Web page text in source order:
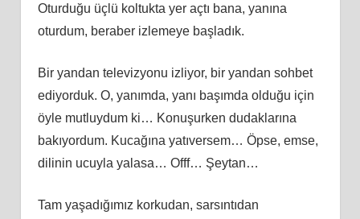
Oturduğu üçlü koltukta yer açtı bana, yanına
oturdum, beraber izlemeye başladık.
Bir yandan televizyonu izliyor, bir yandan sohbet
ediyorduk. O, yanımda, yanı başımda olduğu için
öyle mutluydum ki… Konuşurken dudaklarına
bakıyordum. Kucağına yatıversem… Öpse, emse,
dilinin ucuyla yalasa… Offf… Şeytan…
Tam yaşadığımız korkudan, sarsıntıdan